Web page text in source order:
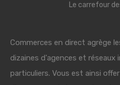
Le carrefour
Commerces en direct agrège
dizaines d'agences et réseaux
particuliers. Vous est ainsi